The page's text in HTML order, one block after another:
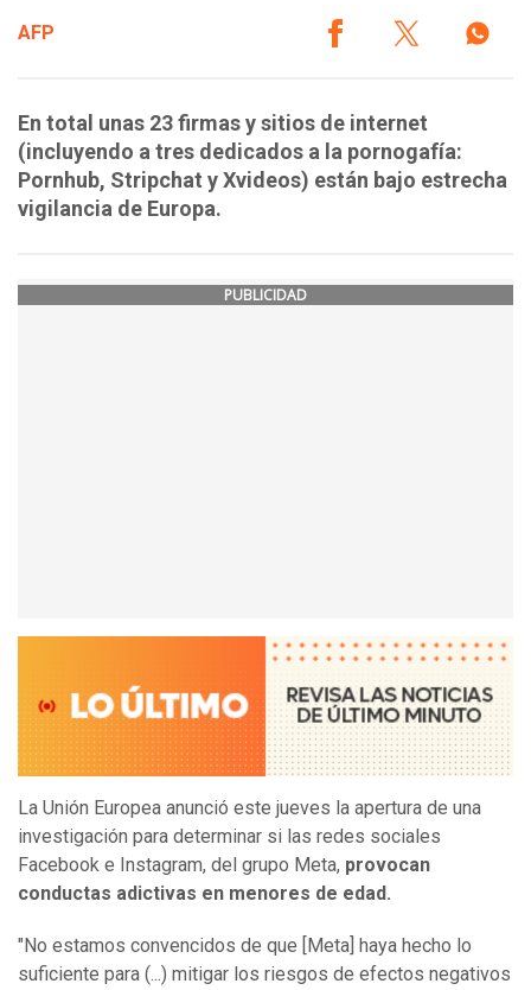
AFP
En total unas 23 firmas y sitios de internet
(incluyendo a tres dedicados a la pornogafía:
Pornhub, Stripchat y Xvideos) están bajo estrecha
vigilancia de Europa.
PUBLICIDAD
La Unión Europea anunció este jueves la apertura de una
investigación para determinar si las redes sociales
Facebook e Instagram, del grupo Meta, provocan
conductas adictivas en menores de edad.
"No estamos convencidos de que [Meta] haya hecho lo
suficiente para (...) mitigar los riesgos de efectos negativos